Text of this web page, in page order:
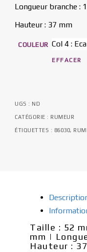
Longueur branche :
Hauteur : 37 mm
COULEUR
EFFACER
UGS : ND
CATÉGORIE : RUMEUR
ÉTIQUETTES : 86030,
Taille : 52
mm |
Hauteur :